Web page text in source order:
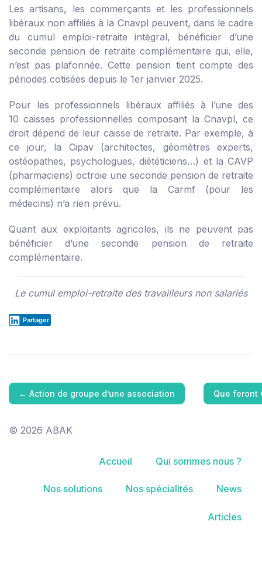
Les artisans, les commerçants et les professionnels
libéraux non affiliés à la Cnavpl peuvent, dans le cadre
du cumul emploi-retraite intégral, bénéficier d’une
seconde pension de retraite complémentaire qui, elle,
n’est pas plafonnée. Cette pension tient compte des
périodes cotisées depuis le 1er janvier 2025.
Pour les professionnels libéraux affiliés à l’une des
10 caisses professionnelles composant la Cnavpl, ce
droit dépend de leur caisse de retraite. Par exemple, à
ce jour, la Cipav (architectes, géomètres experts,
ostéopathes, psychologues, diététiciens…) et la CAVP
(pharmaciens) octroie une seconde pension de retraite
complémentaire alors que la Carmf (pour les
médecins) n’a rien prévu.
Quant aux exploitants agricoles, ils ne peuvent pas
bénéficier d’une seconde pension de retraite
complémentaire.
Le cumul emploi-retraite des travailleurs non salariés
Partager
← Action de groupe d’une association Que feront
© 2026 ABAK
Accueil Qui sommes nous ?
Nos solutions Nos spécialités News
Articles